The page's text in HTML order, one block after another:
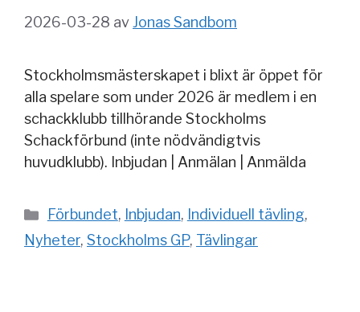
2026-03-28 avJonas Sandbom
Stockholmsmästerskapet i blixt är öppet för
alla spelare som under 2026 är medlem i en
schackklubb tillhörande Stockholms
Schackförbund (inte nödvändigtvis
huvudklubb). Inbjudan | Anmälan | Anmälda
Kategorier
Förbundet, Inbjudan, Individuell tävling,
Nyheter, Stockholms GP, Tävlingar